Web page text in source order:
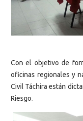
Con el objetivo de
oficinas regionales y
Civil Táchira están
Riesgo.